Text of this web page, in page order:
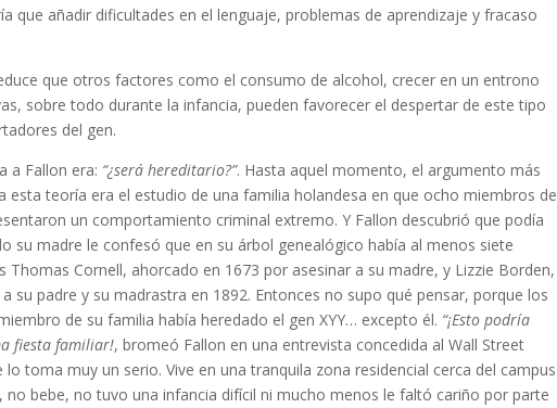
que añadir dificultades en el lenguaje, problemas de aprendizaje y fracaso
que otros factores como el consumo de alcohol, crecer en un entrono
sobre todo durante la infancia, pueden favorecer el despertar de este tipo
del gen.
a Fallon era: “¿será hereditario?”. Hasta aquel momento, el argumento más
esta teoría era el estudio de una familia holandesa en que ocho miembros de
un comportamiento criminal extremo. Y Fallon descubrió que podía
su madre le confesó que en su árbol genealógico había al menos siete
Thomas Cornell, ahorcado en 1673 por asesinar a su madre, y Lizzie Borden,
su padre y su madrastra en 1892. Entonces no supo qué pensar, porque los
de su familia había heredado el gen XYY… excepto él. “¡Esto podría
fiesta familiar!, bromeó Fallon en una entrevista concedida al Wall Street
toma muy un serio. Vive en una tranquila zona residencial cerca del campus
no bebe, no tuvo una infancia difícil ni mucho menos le faltó cariño por parte